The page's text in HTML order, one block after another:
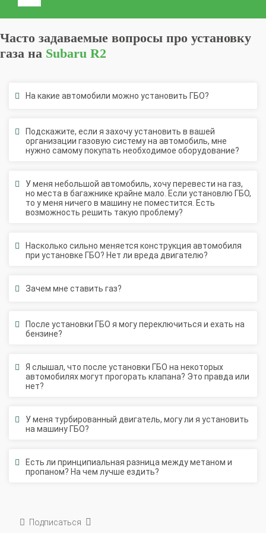
газа наSubaru R2
организации газовую систему на автомобиль, мне
нужно самому покупать необходимое оборудование?
но места в багажнике крайне мало. Если установлю ГБО,
то у меня ничего в машину не поместится. Есть
возможность решить такую проблему?
при установке ГБО? Нет ли вреда двигателю?
бензине?
автомобилях могут прогорать клапана? Это правда или
нет?
на машину ГБО?
пропаном? На чем лучше ездить?